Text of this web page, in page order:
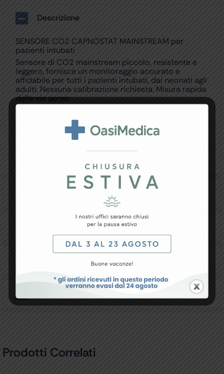
Descrizione
SENSORE CO2 CAPNOSTAT MAINSTREAM per
pazienti intubati
Sensore di CO2 mainstream piccolo, resistente e
leggero, fornisce un monitoraggio accurato e
affidabile per tutti i pazienti intubati, dai neonati agli
adulti. Nessuna calibrazione richiesta. Misura rapida
delle vie aeree.
Bionet BM5, BM5 Pro
Specifiche Tecniche
Resi e Garanzia
Prodotti Correlati